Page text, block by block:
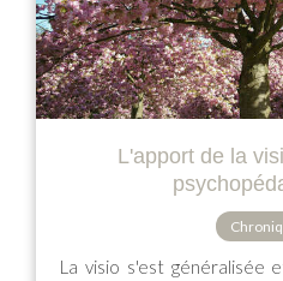
L'apport de la
La visio s'est généralisée